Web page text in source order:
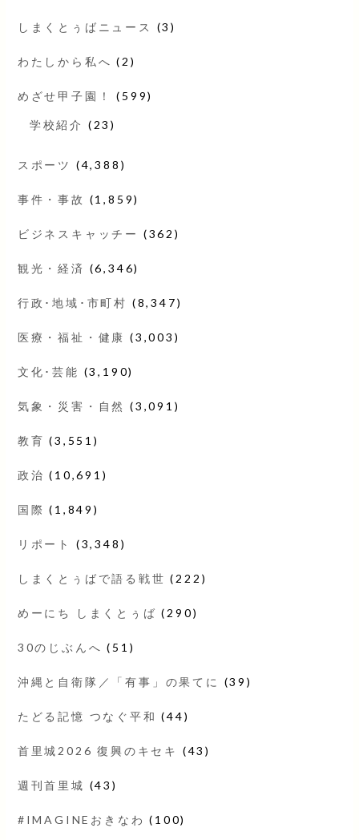
しまくとぅばニュース (3)
わたしから私へ (2)
めざせ甲子園！ (599)
学校紹介 (23)
スポーツ (4,388)
事件・事故 (1,859)
ビジネスキャッチー (362)
観光・経済 (6,346)
行政･地域･市町村 (8,347)
医療・福祉・健康 (3,003)
文化･芸能 (3,190)
気象・災害・自然 (3,091)
教育 (3,551)
政治 (10,691)
国際 (1,849)
リポート (3,348)
しまくとぅばで語る戦世 (222)
めーにち しまくとぅば (290)
30のじぶんへ (51)
沖縄と自衛隊／「有事」の果てに (39)
たどる記憶 つなぐ平和 (44)
首里城2026 復興のキセキ (43)
週刊首里城 (43)
#IMAGINEおきなわ (100)